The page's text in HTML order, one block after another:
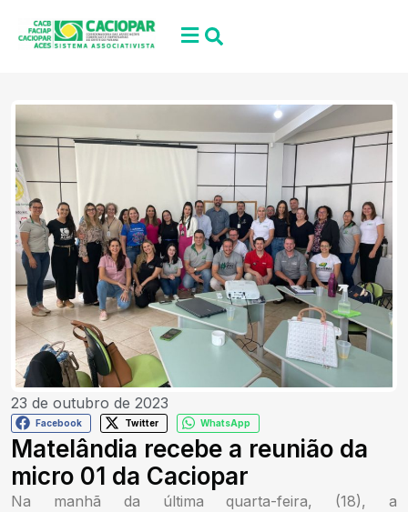
23 de outubro de 2023
Facebook Twitter WhatsApp
Matelândia recebe a reunião da
micro 01 da Caciopar
Na manhã da última quarta-feira, (18), a